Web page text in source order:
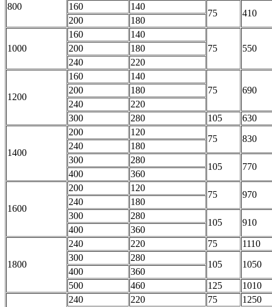
800
160
140
75 410
200 180
1000
160
140
75
550
200
180
240
220
1200
160
140
75
690
200
180
240
220
300
280 105 630
1400
200 120
75 830
240
180
300
280
105 770
400 360
1600
200 120
75 970
240
180
300
280
105 910
400 360
1800
240 220 75
1110
300
280
105 1050
400
360
500
460 125 1010
240 220 75
1250